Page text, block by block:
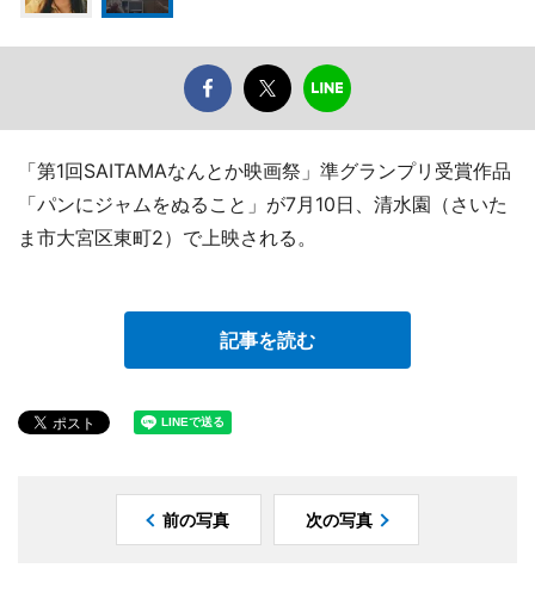
「第1回SAITAMAなんとか映画祭」準グランプリ受賞作品
「パンにジャムをぬること」が7月10日、清水園（さいた
ま市大宮区東町2）で上映される。
記事を読む
前の写真 次の写真